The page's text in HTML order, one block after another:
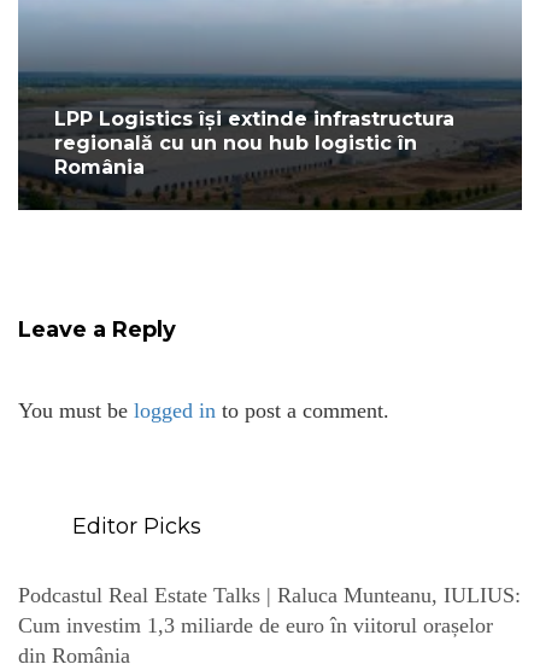
LPP Logistics își extinde infrastructura
regională cu un nou hub logistic în
România
Leave a Reply
You must be logged in to post a comment.
Editor Picks
Podcastul Real Estate Talks | Raluca Munteanu, IULIUS:
Cum investim 1,3 miliarde de euro în viitorul orașelor
din România